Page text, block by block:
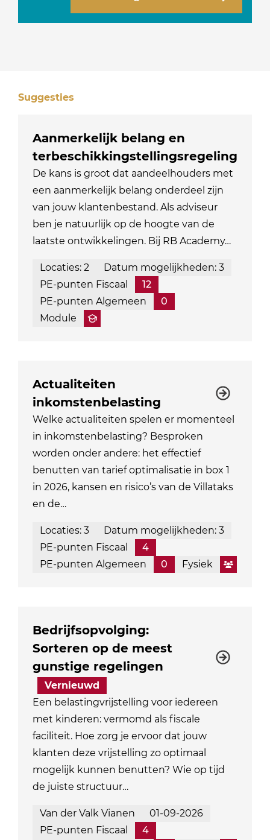
Suggesties
Aanmerkelijk belang en
terbeschikkingstellingsregeling
De kans is groot dat aandeelhouders met
een aanmerkelijk belang onderdeel zijn
van jouw klantenbestand. Als adviseur
ben je natuurlijk op de hoogte van de
laatste ontwikkelingen. Bij RB Academy…
Locaties: 2
Datum mogelijkheden: 3
PE-punten Fiscaal
12
PE-punten Algemeen
0
Module
Actualiteiten
inkomstenbelasting
Welke actualiteiten spelen er momenteel
in inkomstenbelasting? Besproken
worden onder andere: het effectief
benutten van tarief optimalisatie in box 1
in 2026, kansen en risico’s van de Villataks
en de…
Locaties: 3
Datum mogelijkheden: 3
PE-punten Fiscaal
4
PE-punten Algemeen
0 Fysiek
Bedrijfsopvolging:
Sorteren op de meest
gunstige regelingen
Vernieuwd
Een belastingvrijstelling voor iedereen
met kinderen: vermomd als fiscale
faciliteit. Hoe zorg je ervoor dat jouw
klanten deze vrijstelling zo optimaal
mogelijk kunnen benutten? Wie op tijd
de juiste structuur…
Van der Valk Vianen
01-09-2026
PE-punten Fiscaal
4